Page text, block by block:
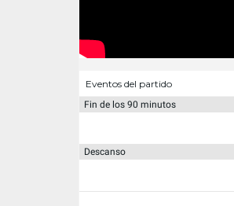
Eventos del partido
Fin de los 90 minutos
Descanso